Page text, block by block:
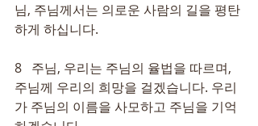
님, 주님께서는 의로운 사람의 길을 평탄
하게 하십니다.
8   주님, 우리는 주님의 율법을 따르며,
주님께 우리의 희망을 걸겠습니다. 우리
가 주님의 이름을 사모하고 주님을 기억